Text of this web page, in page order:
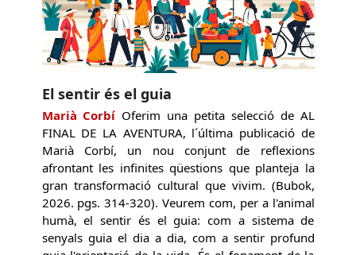
El sentir és el guia
Marià Corbí Oferim una petita selecció de AL
FINAL DE LA AVENTURA, l´última publicació de
Marià Corbí, un nou conjunt de reflexions
afrontant les infinites qüestions que planteja la
gran transformació cultural que vivim. (Bubok,
2026. pgs. 314-320). Veurem com, per a l'animal
humà, el sentir és el guia: com a sistema de
senyals guia el dia a dia, com a sentir profund